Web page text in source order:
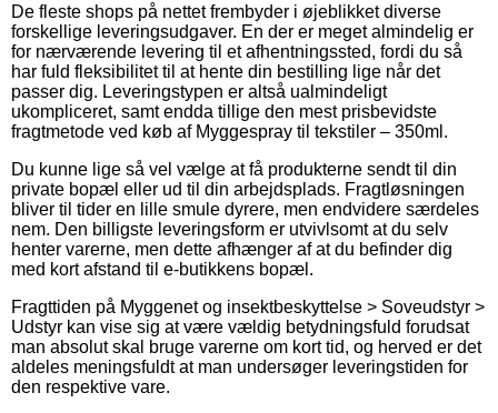
De fleste shops på nettet frembyder i øjeblikket diverse
forskellige leveringsudgaver. En der er meget almindelig er
for nærværende levering til et afhentningssted, fordi du så
har fuld fleksibilitet til at hente din bestilling lige når det
passer dig. Leveringstypen er altså ualmindeligt
ukompliceret, samt endda tillige den mest prisbevidste
fragtmetode ved køb af Myggespray til tekstiler – 350ml.
Du kunne lige så vel vælge at få produkterne sendt til din
private bopæl eller ud til din arbejdsplads. Fragtløsningen
bliver til tider en lille smule dyrere, men endvidere særdeles
nem. Den billigste leveringsform er utvivlsomt at du selv
henter varerne, men dette afhænger af at du befinder dig
med kort afstand til e-butikkens bopæl.
Fragttiden på Myggenet og insektbeskyttelse > Soveudstyr >
Udstyr kan vise sig at være vældig betydningsfuld forudsat
man absolut skal bruge varerne om kort tid, og herved er det
aldeles meningsfuldt at man undersøger leveringstiden for
den respektive vare.